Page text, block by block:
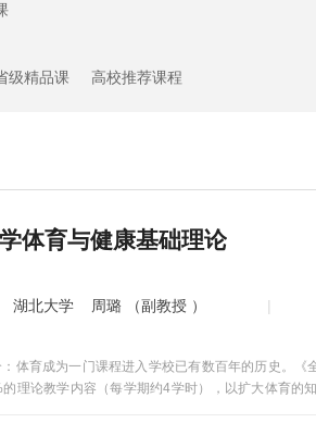
级精品课 高校推荐课程
体育与健康基础理论
湖北大学 周璐 （副教授 ）
体育成为一门课程进入学校已有数百年的历史。
的理论教学内容（每学期约4学时），以扩大体育的